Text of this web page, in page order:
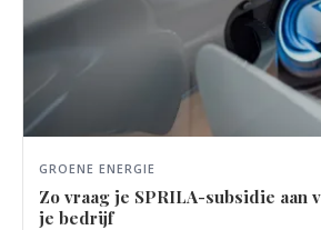
GROENE ENERGIE
Zo vraag je SPRILA-subsidie aan
je bedrijf